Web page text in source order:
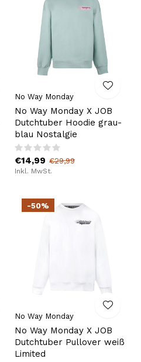
No Way Monday
No Way Monday X JOB
Dutchtuber Hoodie grau-
blau Nostalgie
€14,99 €29,99
Inkl. MwSt.
-50%
No Way Monday
No Way Monday X JOB
Dutchtuber Pullover weiß
Limited